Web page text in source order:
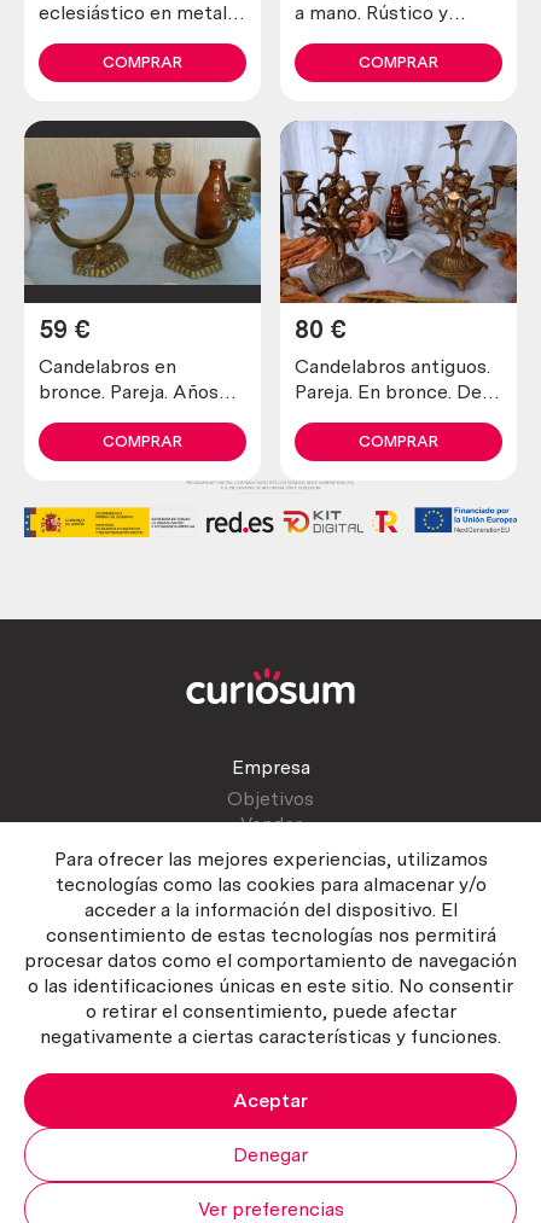
Para ofrecer las mejores experiencias, utilizamos
tecnologías como las cookies para almacenar y/o
acceder a la información del dispositivo. El
consentimiento de estas tecnologías nos permitirá
procesar datos como el comportamiento de navegación
o las identificaciones únicas en este sitio. No consentir
o retirar el consentimiento, puede afectar
negativamente a ciertas características y funciones.
Aceptar
Denegar
Ver preferencias
eclesiástico en metal
COMPRAR
a mano. Rústico y
decoración.COMPRAR
Candelabros en
bronce. Pareja. Años
59 €
COMPRAR
Candelabros antiguos.
Pareja. En bronce. De 3
80 €
COMPRAR
Empresa
Objetivos
Vender
Atención al cliente
Contactar
Manual del vendedor
Política del servicio
Política de Cookies
Copyright ©2026 Curiosum S.L. Todos los derechos reservados.